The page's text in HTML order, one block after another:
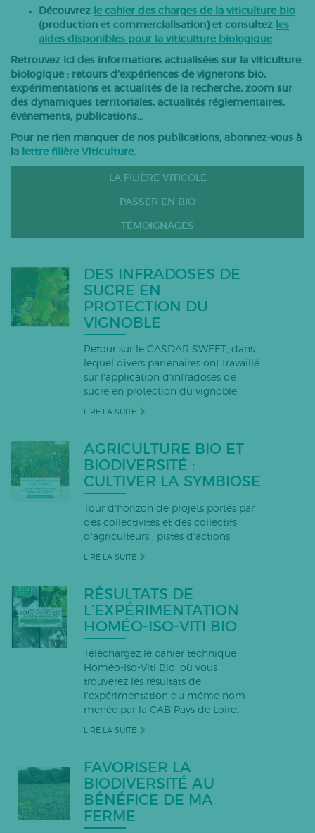
Apiculture
Autres
Découvrez le cahier des charges de la viticulture bio
(production et commercialisation) et consultez les
aides disponibles pour la viticulture biologique
Retrouvez ici des informations actualisées sur la viticulture
biologique : retours d’expériences de vignerons bio,
expérimentations et actualités de la recherche, zoom sur
des dynamiques territoriales, actualités réglementaires,
événements, publications…
Pour ne rien manquer de nos publications, abonnez-vous à
la lettre filière Viticulture.
LA FILIÈRE VITICOLE
PASSER EN BIO
TÉMOIGNAGES
DES INFRADOSES DE
SUCRE EN
PROTECTION DU
VIGNOBLE
Retour sur le CASDAR SWEET, dans
lequel divers partenaires ont travaillé
sur l'application d'infradoses de
sucre en protection du vignoble.
LIRE LA SUITE
AGRICULTURE BIO ET
BIODIVERSITÉ :
CULTIVER LA SYMBIOSE
Tour d'horizon de projets portés par
des collectivités et des collectifs
d'agriculteurs ; pistes d'actions
LIRE LA SUITE
RÉSULTATS DE
L’EXPÉRIMENTATION
HOMÉO-ISO-VITI BIO
Téléchargez le cahier technique
Homéo-Iso-Viti Bio, où vous
trouverez les résultats de
l'expérimentation du même nom
menée par la CAB Pays de Loire.
LIRE LA SUITE
FAVORISER LA
BIODIVERSITÉ AU
BÉNÉFICE DE MA
FERME